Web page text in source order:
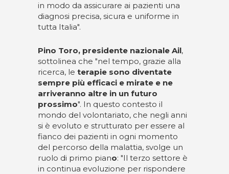
in modo da assicurare ai pazienti una
diagnosi precisa, sicura e uniforme in
tutta Italia".
Pino Toro, presidente nazionale Ail,
sottolinea che "nel tempo, grazie alla
ricerca, le terapie sono diventate
sempre più efficaci e mirate e ne
arriveranno altre in un futuro
prossimo". In questo contesto il
mondo del volontariato, che negli anni
si è evoluto e strutturato per essere al
fianco dei pazienti in ogni momento
del percorso della malattia, svolge un
ruolo di primo piano: "Il terzo settore è
in continua evoluzione per rispondere